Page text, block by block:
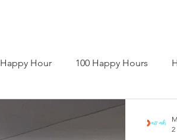
Happy Hour 100 Happy Hours
Livro Bem Viva
2